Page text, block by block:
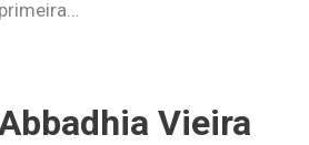
primeira…
Vieira